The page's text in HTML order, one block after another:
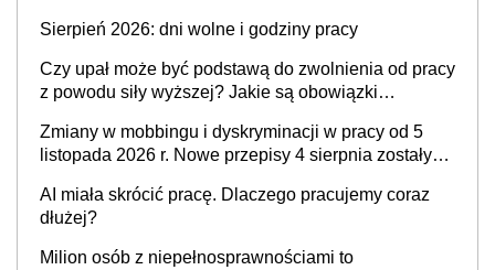
Sierpień 2026: dni wolne i godziny pracy
Czy upał może być podstawą do zwolnienia od pracy
z powodu siły wyższej? Jakie są obowiązki
Zmiany w mobbingu i dyskryminacji w pracy od 5
listopada 2026 r. Nowe przepisy 4 sierpnia zostały
AI miała skrócić pracę. Dlaczego pracujemy coraz
dłużej?
Milion osób z niepełnosprawnościami to